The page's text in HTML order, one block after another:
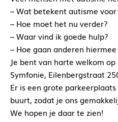
– Wat betekent autisme
– Hoe moet het nu verder?
– Waar vind ik goede hulp?
– Hoe gaan anderen hiermee
Je bent van harte welkom op
Symfonie, Eilenbergstraat
Er is een grote
buurt, zodat je ons
We hopen je daar te zien!